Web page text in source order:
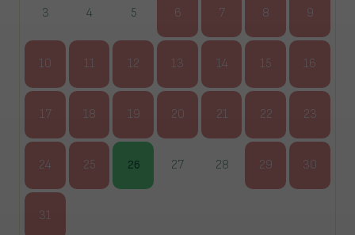
3 4 5 6 7 8 9
10 11 12 13 14 15 16
17 18 19 20 21 22 23
24 25 26 27 28 29 30
31